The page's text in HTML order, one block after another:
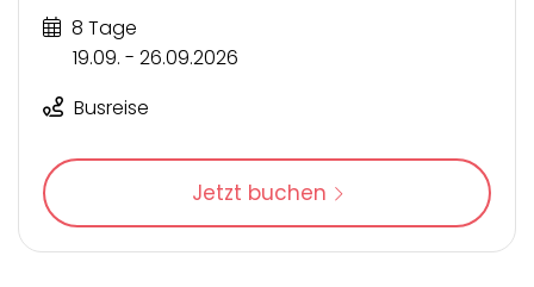
8 Tage
19.09. - 26.09.2026
Busreise
Jetzt buchen